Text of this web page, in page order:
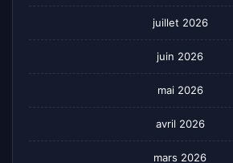
juillet 2026
juin 2026
mai 2026
avril 2026
mars 2026